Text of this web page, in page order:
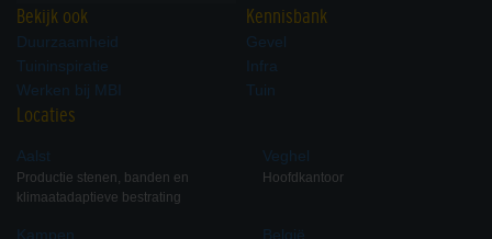
Bekijk ook
Duurzaamheid
Tuininspiratie
Werken bij MBI
Kennisbank
Gevel
Infra
Tuin
Locaties
Aalst
Productie stenen, banden en
klimaatadaptieve bestrating
Kampen
Veghel
Hoofdkantoor
België